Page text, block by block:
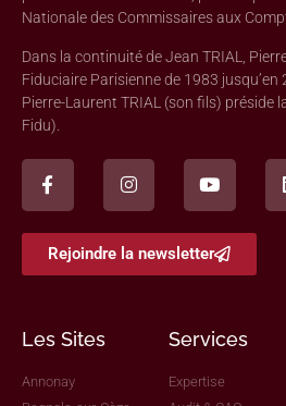
Nationale des Commissaires aux
Dans la continuité de Jean TRIAL,
Fiduciaire Parisienne de 1983 jusqu’en
Pierre-Laurent TRIAL (son fils) préside
Fidu).
Rejoindre la newsletter
Les Sites
Annonay
Services
Expertise